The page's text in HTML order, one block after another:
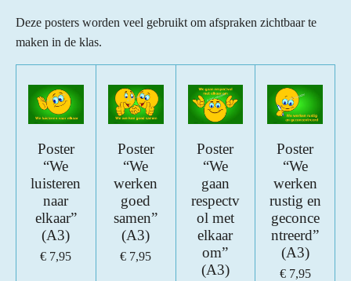
Deze posters worden veel gebruikt om afspraken zichtbaar te
maken in de klas.
Poster
“We
luisteren
naar
elkaar”
(A3)
€ 7,95
Poster
“We
werken
goed
samen”
(A3)
€ 7,95
Poster
“We
gaan
respectv
ol met
elkaar
om”
(A3)
Poster
“We
werken
rustig en
geconce
ntreerd”
(A3)
€ 7,95